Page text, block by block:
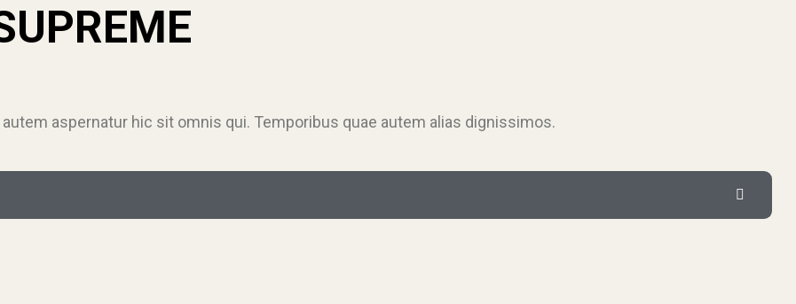
aspernatur hic sit omnis qui. Temporibus quae autem alias dignissimos.